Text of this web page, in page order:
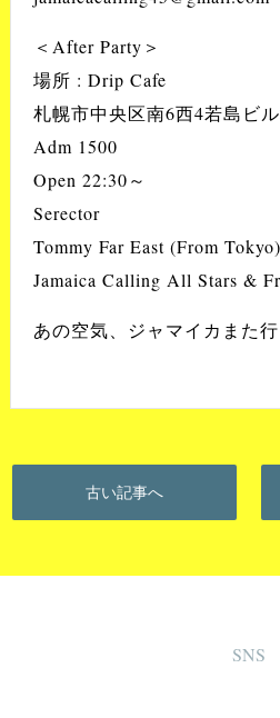
＜After Party＞
場所 : Drip Cafe
札幌市中央区南6西4若島ビ
Adm 1500
Open 22:30～
Serector
Tommy Far East (From Tokyo)
Jamaica Calling All Stars &
あの空気、ジャマイカまた行
古い記事へ
SNS